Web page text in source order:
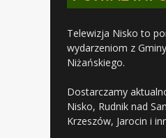
Telewizja Nisko to
wydarzeniom z
Niżańskiego.
Dostarczamy
Nisko, Rudnik nad
Krzeszów, Jarocin i